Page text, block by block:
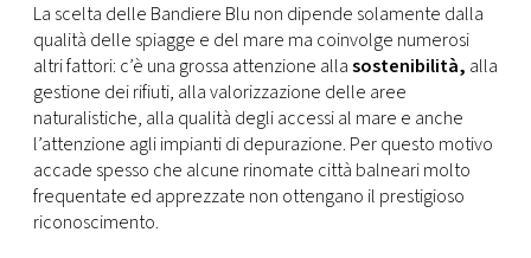
La scelta delle Bandiere Blu non dipende solamente dalla
qualità delle spiagge e del mare ma coinvolge numerosi
altri fattori: c’è una grossa attenzione allasostenibilità, alla
gestione dei rifiuti, alla valorizzazione delle aree
naturalistiche, alla qualità degli accessi al mare e anche
l’attenzione agli impianti di depurazione. Per questo motivo
accade spesso che alcune rinomate città balneari molto
frequentate ed apprezzate non ottengano il prestigioso
riconoscimento.